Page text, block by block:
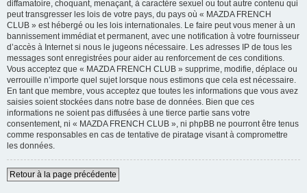
diffamatoire, choquant, menaçant, à caractère sexuel ou tout autre contenu qui
peut transgresser les lois de votre pays, du pays où « MAZDA FRENCH
CLUB » est hébergé ou les lois internationales. Le faire peut vous mener à un
bannissement immédiat et permanent, avec une notification à votre fournisseur
d’accès à Internet si nous le jugeons nécessaire. Les adresses IP de tous les
messages sont enregistrées pour aider au renforcement de ces conditions.
Vous acceptez que « MAZDA FRENCH CLUB » supprime, modifie, déplace ou
verrouille n’importe quel sujet lorsque nous estimons que cela est nécessaire.
En tant que membre, vous acceptez que toutes les informations que vous avez
saisies soient stockées dans notre base de données. Bien que ces
informations ne soient pas diffusées à une tierce partie sans votre
consentement, ni « MAZDA FRENCH CLUB », ni phpBB ne pourront être tenus
comme responsables en cas de tentative de piratage visant à compromettre
les données.
Retour à la page précédente